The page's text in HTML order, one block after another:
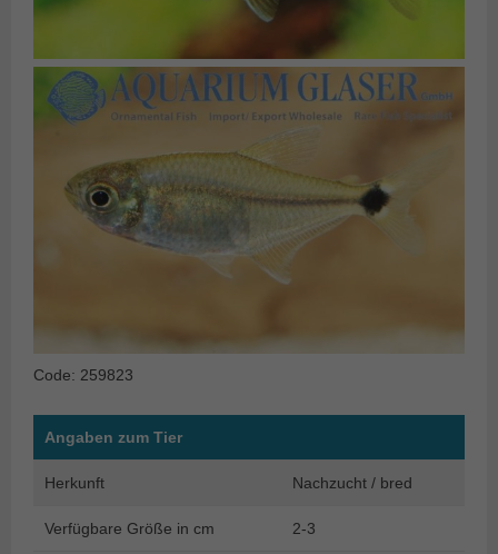
Code: 259823
Angaben zum Tier
Herkunft Nachzucht / bred
Verfügbare Größe in cm 2-3